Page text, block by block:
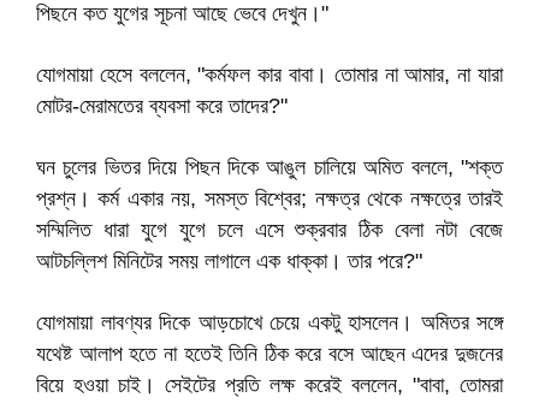
পিছনে কত যুগের সূচনা আছে ভেবে দেখুন।"
যোগমায়া হেসে বললেন, "কর্মফল কার বাবা। তোমার না আমার, না যারা
মোটর-মেরামতের ব্যবসা করে তাদের?"
ঘন চুলের ভিতর দিয়ে পিছন দিকে আঙুল চালিয়ে অমিত বললে, "শক্ত
প্রশ্ন। কর্ম একার নয়, সমস্ত বিশ্বের; নক্ষত্র থেকে নক্ষত্রে তারই
সম্মিলিত ধারা যুগে যুগে চলে এসে শুক্রবার ঠিক বেলা নটা বেজে
আটচল্লিশ মিনিটের সময় লাগালে এক ধাক্কা। তার পরে?"
যোগমায়া লাবণ্যর দিকে আড়চোখে চেয়ে একটু হাসলেন। অমিতর সঙ্গে
যথেষ্ট আলাপ হতে না হতেই তিনি ঠিক করে বসে আছেন এদের দুজনের
বিয়ে হওয়া চাই। সেইটের প্রতি লক্ষ করেই বললেন, "বাবা, তোমরা